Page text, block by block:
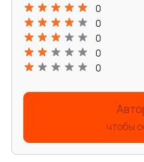
0
0
0
0
0
чтобы